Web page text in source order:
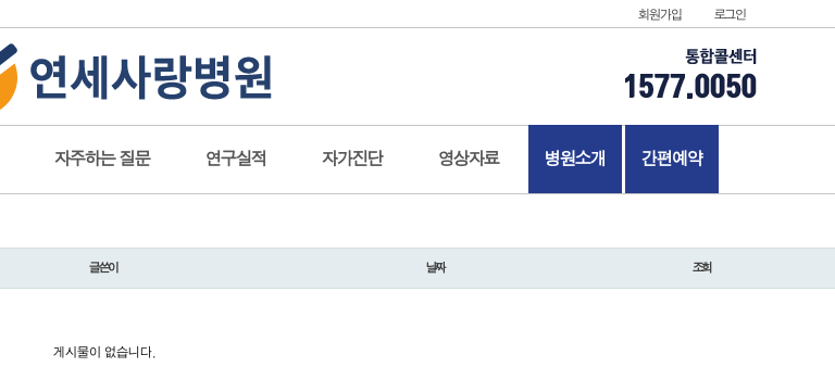
회원가입 로그인
자주하는 질문 연구실적 자가진단 영상자료 병원소개 간편예약
글쓴이 날짜 조회
게시물이 없습니다.